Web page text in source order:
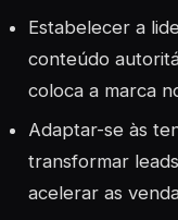
Estabelecer a
conteúdo
coloca a marca
Adaptar-se às
transformar
acelerar as